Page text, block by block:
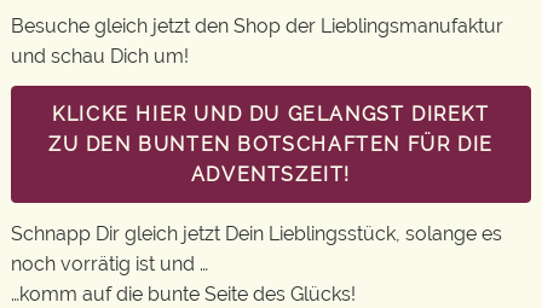
Besuche gleich jetzt den Shop der Lieblingsmanufaktur
und schau Dich um!
KLICKE HIER UND DU GELANGST DIREKT
ZU DEN BUNTEN BOTSCHAFTEN FÜR DIE
ADVENTSZEIT!
Schnapp Dir gleich jetzt Dein Lieblingsstück, solange es
noch vorrätig ist und …
…komm auf die bunte Seite des Glücks!